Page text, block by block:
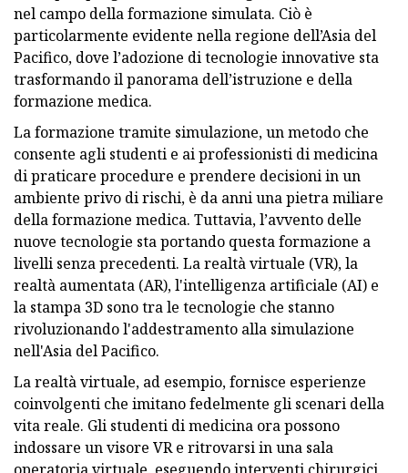
nel campo della formazione simulata. Ciò è
particolarmente evidente nella regione dell’Asia del
Pacifico, dove l’adozione di tecnologie innovative sta
trasformando il panorama dell’istruzione e della
formazione medica.
La formazione tramite simulazione, un metodo che
consente agli studenti e ai professionisti di medicina
di praticare procedure e prendere decisioni in un
ambiente privo di rischi, è da anni una pietra miliare
della formazione medica. Tuttavia, l’avvento delle
nuove tecnologie sta portando questa formazione a
livelli senza precedenti. La realtà virtuale (VR), la
realtà aumentata (AR), l'intelligenza artificiale (AI) e
la stampa 3D sono tra le tecnologie che stanno
rivoluzionando l'addestramento alla simulazione
nell'Asia del Pacifico.
La realtà virtuale, ad esempio, fornisce esperienze
coinvolgenti che imitano fedelmente gli scenari della
vita reale. Gli studenti di medicina ora possono
indossare un visore VR e ritrovarsi in una sala